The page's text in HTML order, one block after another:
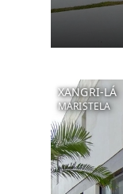
XANGRI-LÁ
MARISTELA